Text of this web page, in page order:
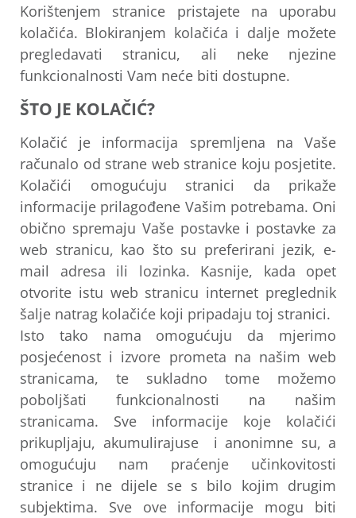
Korištenjem stranice pristajete na uporabu
kolačića. Blokiranjem kolačića i dalje možete
pregledavati stranicu, ali neke njezine
funkcionalnosti Vam neće biti dostupne.
ŠTO JE KOLAČIĆ?
Kolačić je informacija spremljena na Vaše
računalo od strane web stranice koju posjetite.
Kolačići omogućuju stranici da prikaže
informacije prilagođene Vašim potrebama. Oni
obično spremaju Vaše postavke i postavke za
web stranicu, kao što su preferirani jezik, e-
mail adresa ili lozinka. Kasnije, kada opet
otvorite istu web stranicu internet preglednik
šalje natrag kolačiće koji pripadaju toj stranici.
Isto tako nama omogućuju da mjerimo
posjećenost i izvore prometa na našim web
stranicama, te sukladno tome možemo
poboljšati funkcionalnosti na našim
stranicama. Sve informacije koje kolačići
prikupljaju, akumulirajuse i anonimne su, a
omogućuju nam praćenje učinkovitosti
stranice i ne dijele se s bilo kojim drugim
subjektima. Sve ove informacije mogu biti